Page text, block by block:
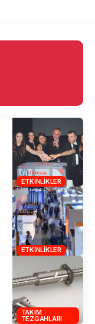
ETKINLIKLER
ETKINLIKLER
TAKIM
TEZGAHLARI